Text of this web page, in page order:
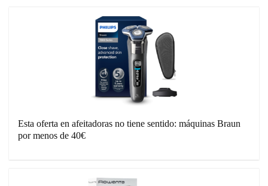
Esta oferta en afeitadoras no tiene sentido: máquinas Braun
por menos de 40€